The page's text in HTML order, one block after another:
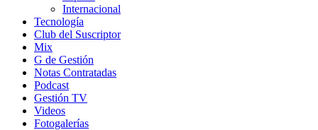
Internacional
Tecnología
Club del Suscriptor
Mix
G de Gestión
Notas Contratadas
Podcast
Gestión TV
Videos
Fotogalerías